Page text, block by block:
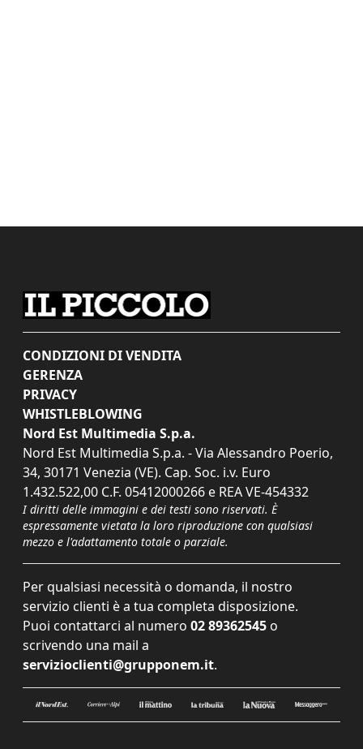
CONDIZIONI DI VENDITA
GERENZA
PRIVACY
WHISTLEBLOWING
Nord Est Multimedia S.p.a.
Nord Est Multimedia S.p.a. - Via Alessandro Poerio,
34, 30171 Venezia (VE). Cap. Soc. i.v. Euro
1.432.522,00 C.F. 05412000266 e REA VE-454332
I diritti delle immagini e dei testi sono riservati. È
espressamente vietata la loro riproduzione con qualsiasi
mezzo e l'adattamento totale o parziale.
Per qualsiasi necessità o domanda, il nostro
servizio clienti è a tua completa disposizione.
Puoi contattarci al numero 02 89362545 o
scrivendo una mail a
servizioclienti@grupponem.it.